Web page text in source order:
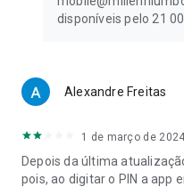
disponíveis pelo 21
Alexandre Freitas
1 de março de 2024
Depois da última
pois, ao digitar o PIN a app